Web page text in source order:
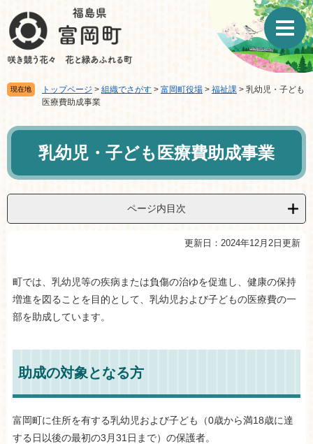
ジ
先
頭
で
ュ
を
飛
ば
へ
現在地 トップページ > 組織でさがす > 富岡町役場 > 福祉課 > 乳幼児・子ども
医療費助成事業
本
乳幼児・子ども医療費助成事業
ページ内目次
更新日：2024年12月2日更新
町では、乳幼児等の疾病または負傷の治ゆを促進し、健康の保持
増進を図ることを目的として、乳幼児および子どもの医療費の一
部を助成しています。
助成の対象となる方
富岡町に住所を有する乳幼児および子ども（0歳から満18歳に達
する日以後の最初の3月31日まで）の保護者。